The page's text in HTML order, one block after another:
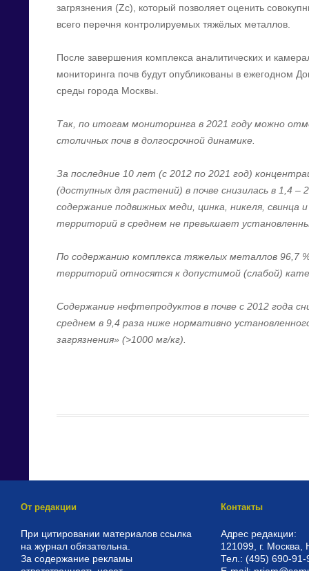
загрязнения (Zc), который позволяет оценить
всего перечня контролируемых тяжёлых металлов.
После завершения комплекса аналитических и
мониторинга почв будут опубликованы в ежегодном
среды города Москвы.
Так, по итогам мониторинга в 2021 году можно
столичных почв в долгосрочной динамике.
За последние 10 лет (с 2012 по 2021 год)
(доступных для растений) в почве снизилась в 1,4
содержание подвижных меди, цинка, никеля, свинца
территорий в среднем не превышает
По содержанию комплекса тяжелых металлов 96,7
территорий относятся к допустимой (слабой)
Содержание нефтепродуктов в почве с 2012 года
среднем в 9,4 раза ниже нормативно
загрязнения» (>1000 мг/кг).
От редакции
При цитировании материалов ссылка
на журнал обязательна.
За содержание рекламы
Контакты
Адрес редакции:
121099, г. Москва,
Тел.: (495) 690-91-